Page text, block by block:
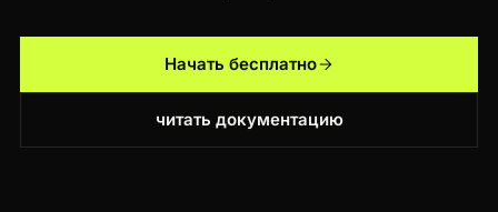
Начать бесплатно
читать документацию